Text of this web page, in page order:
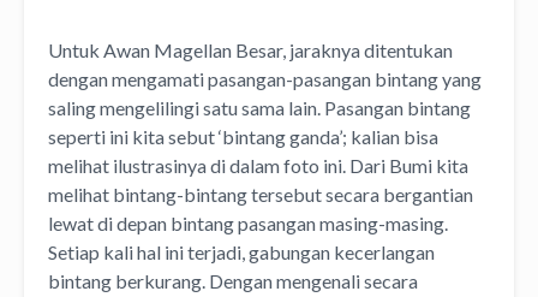
Untuk Awan Magellan Besar, jaraknya ditentukan
dengan mengamati pasangan-pasangan bintang yang
saling mengelilingi satu sama lain. Pasangan bintang
seperti ini kita sebut ‘bintang ganda’; kalian bisa
melihat ilustrasinya di dalam foto ini. Dari Bumi kita
melihat bintang-bintang tersebut secara bergantian
lewat di depan bintang pasangan masing-masing.
Setiap kali hal ini terjadi, gabungan kecerlangan
bintang berkurang. Dengan mengenali secara